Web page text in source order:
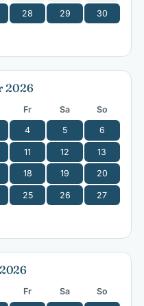
28 29 30
2026
Fr Sa
So
4 5 6
11 12 13
18 19 20
25 26 27
Fr Sa
So